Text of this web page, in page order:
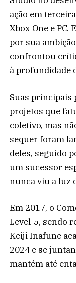
ação em
Xbox One e PC.
por sua
confrontou
à profundidade
Suas principais
projetos que
coletivo, mas
sequer foram
deles, seguido
um sucessor
nunca viu a luz
Em 2017, o
Level-5, sendo
Keiji Inafune
2024 e se
mantém até